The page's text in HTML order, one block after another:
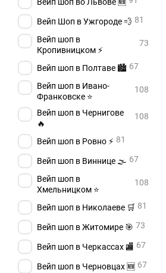
Вейп Шоп в Ужгороде 💨 81
Вейп шоп в
Кропивницком ⚡
73
Вейп шоп в Полтаве 🏙️ 67
Вейп шоп в Ивано-
Франковске ⭐
108
Вейп шоп в Чернигове
🔥
108
Вейп шоп в Ровно ⚡ 81
Вейп шоп в Виннице 🌫️ 67
Вейп шоп в
Хмельницком ⭐
108
Вейп шоп в Николаеве 🛒 81
Вейп шоп в Житомире 🎯 73
Вейп шоп в Черкассах 🏬 67
Вейп шоп в Черновцах 🆕 67